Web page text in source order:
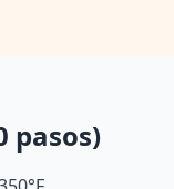
pasos)